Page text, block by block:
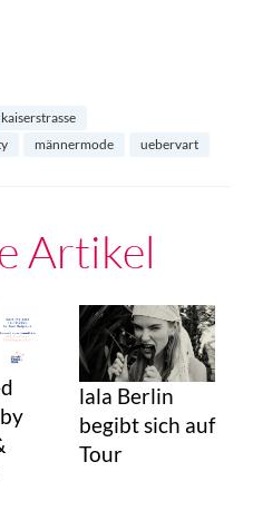
kaiserstrasse
männermode uebervart
Artikel
lala Berlin
begibt sich auf
Tour